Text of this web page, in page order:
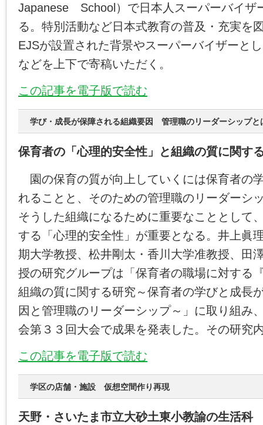
Japanese School）で日本人スーパーバイザ
る。特別活動など日本式教育の普及・充実を
EJSが設置された背景やスーパーバイザーと
などを上下で寄稿いただく。
この記事を電子版で読む
学び・成長が保障される組織要因 管理職のリーダーシップと
保育者の「心理的安全性」と組織の質に関す
園の保育の質が向上していくには保育者の
れることと、そのための管理職のリーダーシ
そうした組織になるために重要なこととして
する「心理的安全性」が重要となる。井上眞
期大学教授、松井剛太・香川大学准教授、田
授の研究グループは「保育者の職場に対する
組織の質に関する研究～保育者の学びと成長
因と管理職のリーダーシップ～」に取り組み
会第３３回大会で成果を発表した。その研究
この記事を電子版で読む
学区の店舗・施設 仮想空間作り再現
天野・さいたま市立大砂土東小教諭の生活科